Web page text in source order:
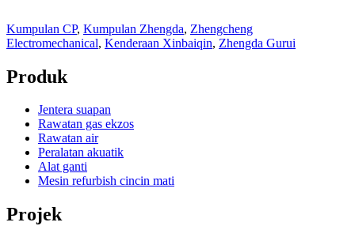
Kumpulan CP, Kumpulan Zhengda, Zhengcheng
Electromechanical, Kenderaan Xinbaiqin, Zhengda Gurui
Produk
Jentera suapan
Rawatan gas ekzos
Rawatan air
Peralatan akuatik
Alat ganti
Mesin refurbish cincin mati
Projek